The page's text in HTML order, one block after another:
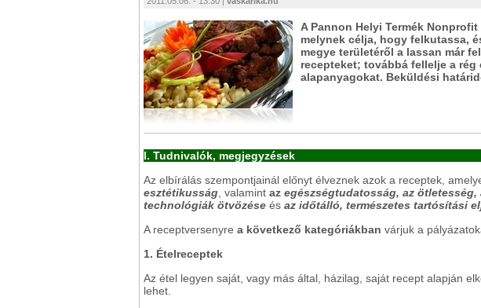
A Pannon Helyi Termék
melynek célja, hogy felkutassa,
megye területéről a lassan már
recepteket; továbbá fellelje a
alapanyagokat. Beküldési
I. Tudnivalók, megjegyzések
Az elbírálás szempontjainál előnyt élveznek azok a receptek,
esztétikusság , valamint az egészségtudatosság, az
technológiák ötvözése és az időtálló, természetes tartósítási
A receptversenyre a következő kategóriákban várjuk a
1. Ételreceptek
Az étel legyen saját, vagy más által, házilag, saját recept alapján
lehet.